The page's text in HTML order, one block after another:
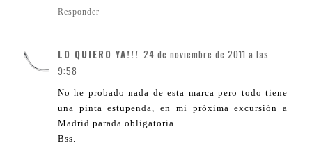
Responder
LO QUIERO YA!!! 24 de noviembre de 2011 a las
9:58
No he probado nada de esta marca pero todo tiene
una pinta estupenda, en mi próxima excursión a
Madrid parada obligatoria.
Bss.